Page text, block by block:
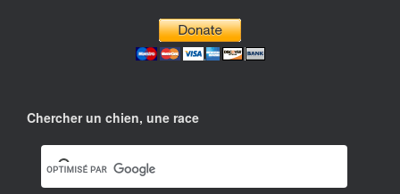
Chercher un chien, une race